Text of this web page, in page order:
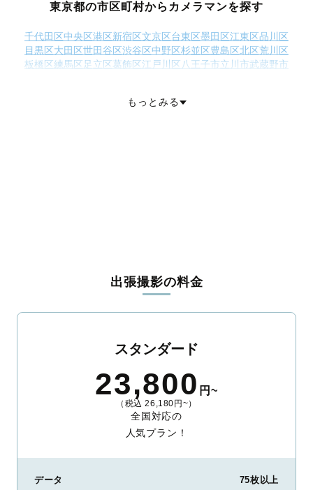
東京都の市区町村からカメラマンを探す
千代田区中央区港区新宿区文京区台東区墨田区江東区品川区
目黒区大田区世田谷区渋谷区中野区杉並区豊島区北区荒川区
板橋区練馬区足立区葛飾区江戸川区 八王子市立川市武蔵野市
武蔵村山市多摩市羽村市
もっとみる
出張撮影の料金
スタンダード
23,800 円~
（税込 26,180円~）
全国対応の
人気プラン！
データ
75枚以上